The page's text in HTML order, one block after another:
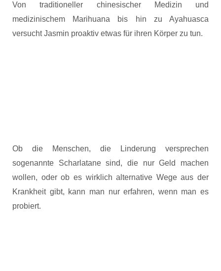
Von traditioneller chinesischer Medizin und
medizinischem Marihuana bis hin zu Ayahuasca
versucht Jasmin proaktiv etwas für ihren Körper zu tun.
Ob die Menschen, die Linderung versprechen
sogenannte Scharlatane sind, die nur Geld machen
wollen, oder ob es wirklich alternative Wege aus der
Krankheit gibt, kann man nur erfahren, wenn man es
probiert.